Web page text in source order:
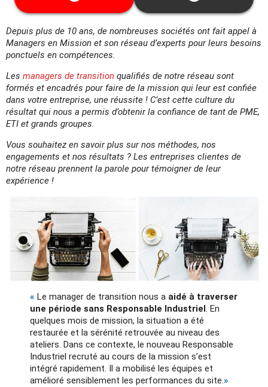
Depuis plus de 10 ans, de nombreuses sociétés ont fait appel à
Managers en Mission et son réseau d’experts pour leurs besoins
ponctuels en compétences.
Les managers de transition qualifiés de notre réseau sont
formés et encadrés pour faire de la mission qui leur est confiée
dans votre entreprise, une réussite ! C’est cette culture du
résultat qui nous a permis d’obtenir la confiance de tant de PME,
ETI et grands groupes.
Vous souhaitez en savoir plus sur nos méthodes, nos
engagements et nos résultats ? Les entreprises clientes de
notre réseau prennent la parole pour témoigner de leur
expérience !
« Le manager de transition nous a aidé à traverser
une période sans Responsable Industriel . En
quelques mois de mission, la situation a été
restaurée et la sérénité retrouvée au niveau des
ateliers. Dans ce contexte, le nouveau Responsable
Industriel recruté au cours de la mission s’est
intégré rapidement. Il a mobilisé les équipes et
amélioré sensiblement les performances du site.»
garanties.
Cette date ne vous convient pas ? Découvrez
toutes les dates disponiblesici